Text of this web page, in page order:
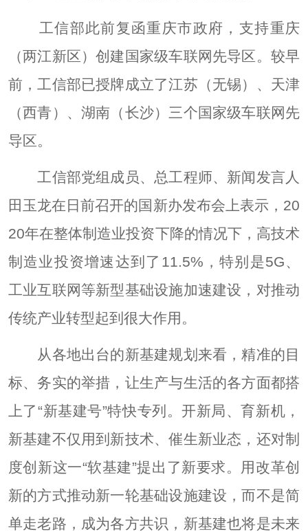
工信部此前复函重庆市政府，支持重庆
（两江新区）创建国家级车联网先导区。较早
前，工信部已授牌成立了江苏（无锡）、天津
（西青）、湖南（长沙）三个国家级车联网先
导区。
工信部党组成员、总工程师、新闻发言人
田玉龙在日前召开的国新办发布会上表示，20
20年在整体制造业投资下降的情况下，高技术
制造业投资增速达到了11.5%，特别是5G、
工业互联网等新型基础设施加速建设，对推动
传统产业转型起到很大作用。
从各地出台的新基建规划来看，精准的目
标、务实的举措，让生产与生活的各方面都搭
上了“新基建号”特快专列。开新局、育新机，
新基建不仅用到新技术、催生新业态，还对制
度创新这一“软基建”提出了新要求。用改革创
新的方式推动新一轮基础设施建设，而不是简
单走老路，成为各方共识，新基建也将是未来